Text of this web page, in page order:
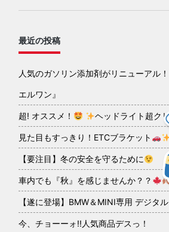
最近の投稿
人気のガソリン添加剤がリニューアル
エルワン』
超! オススメ！ ヘッドライト超ク
見た目もすっきり！ETCブラケット
【要注目】冬の安全を守るために
車内でも『秋』を感じませんか？？
【遂に登場】BMW＆MINI専用 デジタ
今、チョーーォ!!人気商品デスっ！